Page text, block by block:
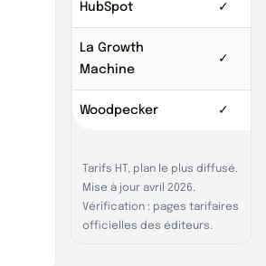
HubSpot ✓
La Growth
Machine
✓
Woodpecker ✓
Tarifs HT, plan le plus diffusé.
Mise à jour avril 2026.
Vérification : pages tarifaires
officielles des éditeurs.